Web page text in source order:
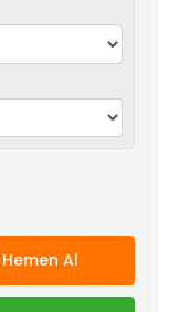
Hemen Al